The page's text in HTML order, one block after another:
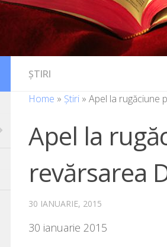
ȘTIRI
Home » Știri » Apel la rugăciune
Apel la
revărsarea
30 IANUARIE, 2015
30 ianu­a­rie 2015